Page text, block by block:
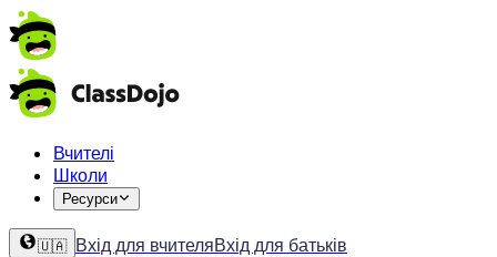
Вчителі
Школи
Ресурси
🇺🇦 Вхід для вчителяВхід для батьків